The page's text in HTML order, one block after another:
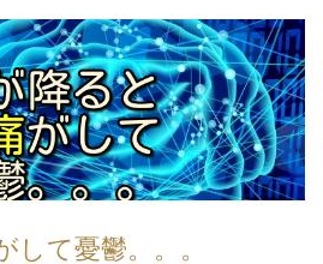
して憂鬱。。。